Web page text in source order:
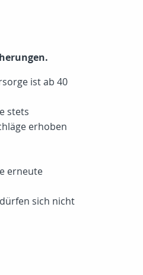
ist ab 40
stets
erhoben
erneute
sich nicht